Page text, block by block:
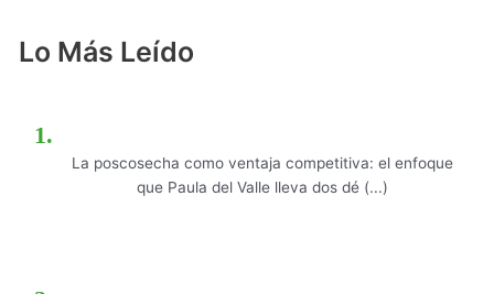
Lo Más Leído
La poscosecha como ventaja competitiva: el enfoque
que Paula del Valle lleva dos dé (...)